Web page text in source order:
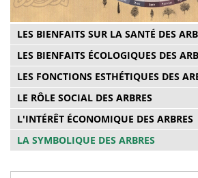
LES BIENFAITS SUR LA SANTÉ DES
LES BIENFAITS ÉCOLOGIQUES DES
LES FONCTIONS ESTHÉTIQUES DES
LE RÔLE SOCIAL DES ARBRES
L'INTÉRÊT ÉCONOMIQUE DES ARBRES
LA SYMBOLIQUE DES ARBRES